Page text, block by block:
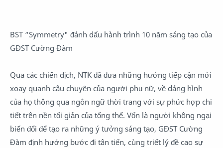
BST “Symmetry" đánh dấu hành trình 10 năm sáng tạo của
GĐST Cường Đàm
Qua các chiến dịch, NTK đã đưa những hướng tiếp cận mới
xoay quanh câu chuyện của người phụ nữ, về dáng hình
của họ thông qua ngôn ngữ thời trang với sự phức hợp chi
tiết trên nền tối giản của tổng thể. Vốn là người không ngại
biến đổi để tạo ra những ý tưởng sáng tạo, GĐST Cường
Đàm định hướng bước đi tân tiến, cùng triết lý đề cao sự